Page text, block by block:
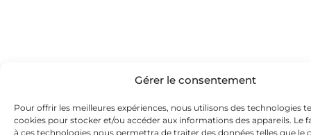
Gérer le consentement
Pour offrir les meilleures expériences, nous utilisons des technologies
cookies pour stocker et/ou accéder aux informations des appareils. Le
à ces technologies nous permettra de traiter des données telles que